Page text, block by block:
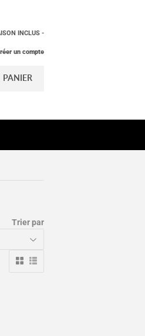
INCLUS -
un compte
PANIER
Trier par